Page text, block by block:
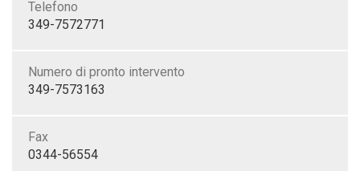
Telefono
349-7572771
Numero di pronto intervento
349-7573163
Fax
0344-56554